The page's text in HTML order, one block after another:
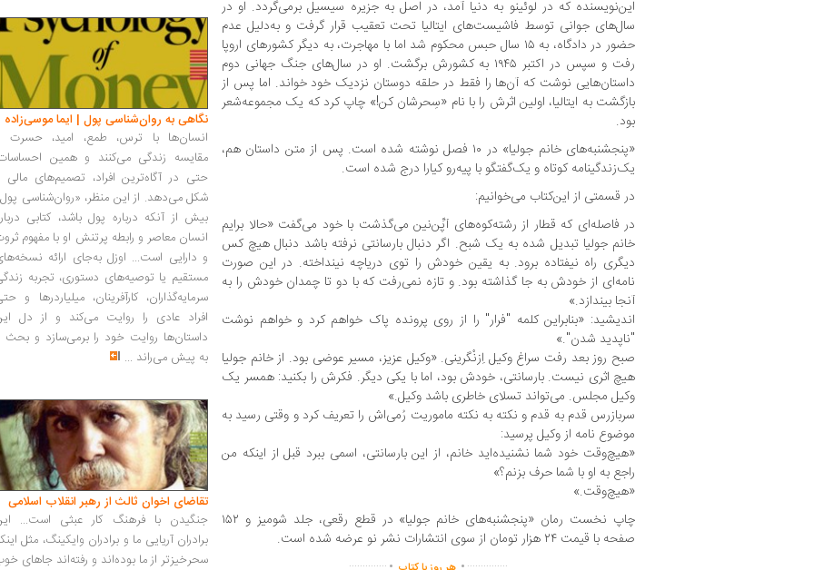
این‌نویسنده که در لوئینو به دنیا آمد، در اصل به جزیره سیسیل برمی‌گردد. او در
سال‌های جوانی توسط فاشیست‌های ایتالیا تحت تعقیب قرار گرفت و به‌دلیل عدم
حضور در دادگاه، به ۱۵ سال حبس محکوم شد اما با مهاجرت، به دیگر کشورهای اروپا
رفت و سپس در اکتبر ۱۹۴۵ به کشورش برگشت. او در سال‌های جنگ جهانی دوم
داستان‌هایی نوشت که آن‌ها را فقط در حلقه دوستان نزدیک خود خواند. اما پس از
بازگشت به ایتالیا، اولین اثرش را با نام «سِحرشان کن!» چاپ کرد که یک‌ مجموعه‌شعر
بود.
«پنجشنبه‌های خانم جولیا» در ۱۰ فصل نوشته شده است. پس از متن داستان هم،
یک‌زندگینامه کوتاه و یک‌گفتگو با پیه‌رو کیارا درج شده است.
در قسمتی از این‌کتاب می‌خوانیم:
در فاصله‌ای که قطار از رشته‌کوه‌های آپِّن‌نین می‌گذشت با خود می‌گفت «حالا برایم
خانم جولیا تبدیل شده به یک شبح. اگر دنبال بارسانتی نرفته باشد دنبال هیچ کس
دیگری راه نیفتاده برود. به یقین خودش را توی دریاچه نینداخته. در این صورت
نامه‌ای از خودش به جا گذاشته بود. و تازه نمی‌رفت که با دو تا چمدان خودش را به
آنجا بیندازد.»
اندیشید: «بنابراین کلمه "فرار" را از روی پرونده پاک خواهم کرد و خواهم نوشت
"ناپدید شدن".»
صبح روز بعد رفت سراغ وکیل اِزنْگرینی. «وکیل عزیز، مسیر عوضی بود. از خانم جولیا
هیچ اثری نیست. بارسانتی، خودش بود، اما با یکی دیگر. فکرش را بکنید: همسر یک
وکیل مجلس. می‌تواند تسلای خاطری باشد وکیل.»
سربازرس قدم به قدم و نکته به نکته ماموریت رُمی‌اش را تعریف کرد و وقتی رسید به
موضوع نامه از وکیل پرسید:
«هیچ‌وقت خود شما نشنیده‌اید خانم، از این بارسانتی، اسمی ببرد قبل از اینکه من
راجع به او با شما حرف بزنم؟»
«هیچ‌وقت.»
چاپ نخست رمان «پنجشنبه‌های خانم جولیا» در قطع رقعی، جلد شومیز و ۱۵۲
صفحه با قیمت ۲۴ هزار تومان از سوی انتشارات نشر نو عرضه شده است.
...............
.
.
..............
نگاهی به روان‌شناسی پول | ایما موسی‌زاده
انسان‌ها با ترس، طمع، امید، حسرت
مقایسه زندگی می‌کنند و همین
حتی در آگاه‌ترین افراد، تصمیم‌های مالی
شکل می‌دهد. از این منظر، «روان‌شناسی
بیش از آنکه درباره پول باشد، کتابی
انسان معاصر و رابطه پرتنش او با مفهوم
و دارایی است... اوزل به‌جای ارائه
مستقیم یا توصیه‌های دستوری، تجربه
سرمایه‌گذاران، کارآفرینان، میلیاردرها و
افراد عادی را روایت می‌کند و از دل
داستان‌ها روایت خود را برمی‌سازد و بحث
به پیش می‌راند ...
تقاضای اخوان ثالث از رهبر انقلاب اسلامی
جنگیدن با فرهنگ کار عبثی است...
برادران آریایی ما و برادران وایکینگ، مثل
سحرخیزتر از ما بوده‌اند و رفته‌اند جاهای